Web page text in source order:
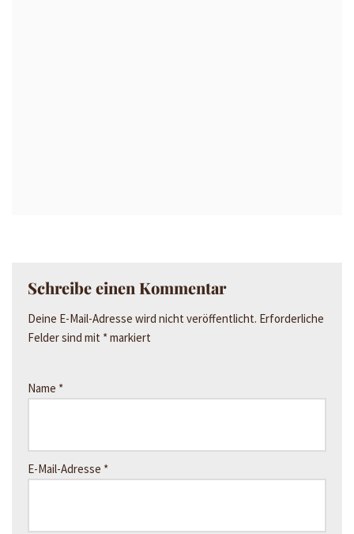
Schreibe einen Kommentar
Deine E-Mail-Adresse wird nicht veröffentlicht. Erforderliche
Felder sind mit *markiert
Name *
E-Mail-Adresse *